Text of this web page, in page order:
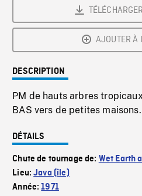
AJOUTER À
DESCRIPTION
PM de hauts arbres
BAS vers de petites maisons.
DÉTAILS
Chute de tournage de: Wet Earth
Lieu:Java (île)
Année:1971